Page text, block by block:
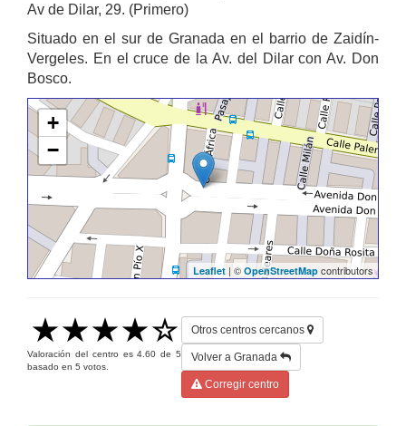
Av de Dilar, 29. (Primero)
Situado en el sur de Granada en el barrio de Zaidín-
Vergeles. En el cruce de la Av. del Dilar con Av. Don
Bosco.
+
−
Leaflet | © OpenStreetMap contributors
Valoración del centro es4.60 de5
basado en 5 votos.
Otros centros cercanos
Volver a Granada
Corregir centro